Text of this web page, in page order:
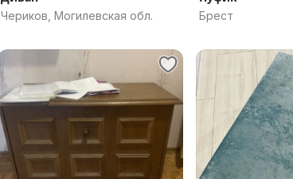
Чериков, Могилевская обл. Брест